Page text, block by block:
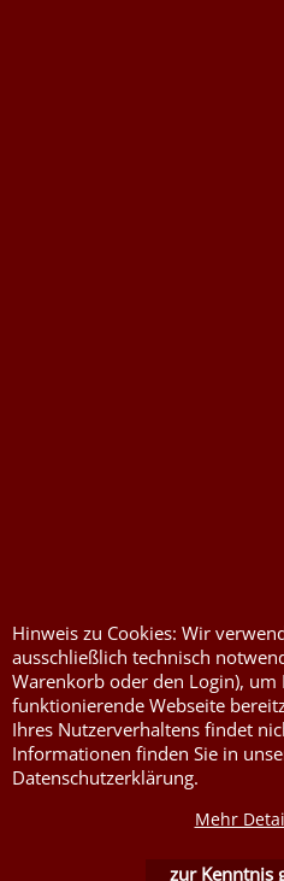
Druckkosten für
Jutesäcke & Nesselsäcke
Hinweis zu Cookies: Wir
ausschließlich technisch
Warenkorb oder den Login), um
funktionierende Webseite
Ihres Nutzerverhaltens findet
Informationen finden Sie in
Datenschutzerklärung.
Mehr
zur Kenntnis